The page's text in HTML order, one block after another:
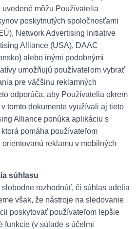
môžu Používatelia
poskytnutých spoločnosťami
Network Advertising Initiative
Alliance (USA), DAAC
alebo inými podobnými
umožňujú používateľom vybrať
pre väčšinu reklamných
odporúča, aby Používatelia okrem
tomto dokumente využívali aj tieto
Alliance ponúka aplikáciu s
pomáha používateľom
reklamu v mobilných
súhlasu
rozhodnúť, či súhlas udelia
však, že nástroje na sledovanie
poskytovať používateľom lepšie
funkcie (v súlade s účelmi